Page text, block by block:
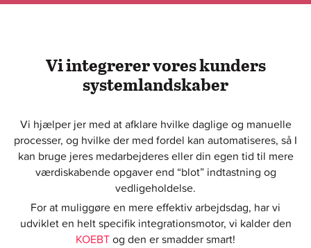
Vi integrerer vores kunders
systemlandskaber
Vi hjælper jer med at afklare hvilke daglige og manuelle
processer, og hvilke der med fordel kan automatiseres, så I
kan bruge jeres medarbejderes eller din egen tid til mere
værdiskabende opgaver end “blot” indtastning og
vedligeholdelse.
For at muliggøre en mere effektiv arbejdsdag, har vi
udviklet en helt specifik integrationsmotor, vi kalder den
KOEBTog den er smadder smart!